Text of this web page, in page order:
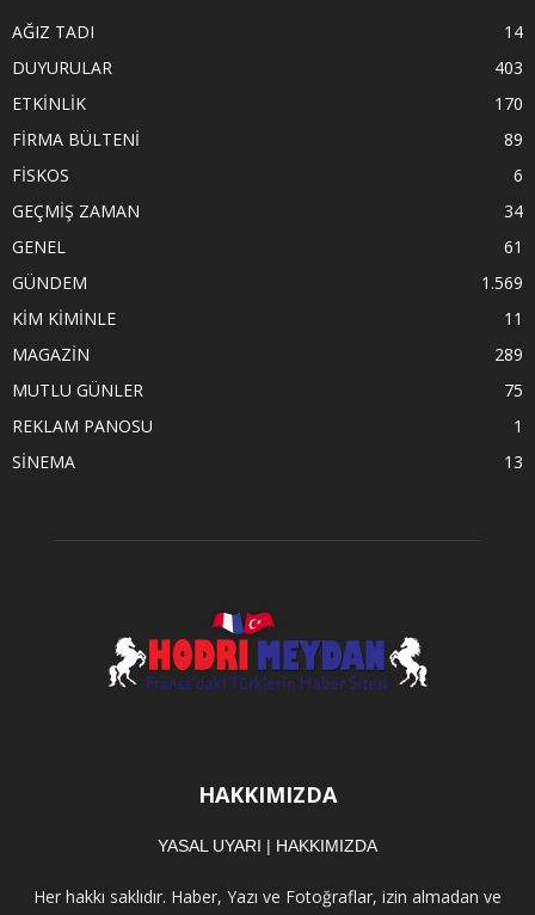
AĞIZ TADI
14
DUYURULAR
403
ETKİNLİK
170
FİRMA BÜLTENİ
89
FİSKOS
6
GEÇMİŞ ZAMAN
34
GENEL
61
GÜNDEM
1.569
KİM KİMİNLE
11
MAGAZİN
289
MUTLU GÜNLER
75
REKLAM PANOSU
1
SİNEMA
13
HAKKIMIZDA
YASAL UYARI | HAKKIMIZDA
Her hakkı saklıdır. Haber, Yazı ve Fotoğraflar, izin almadan ve